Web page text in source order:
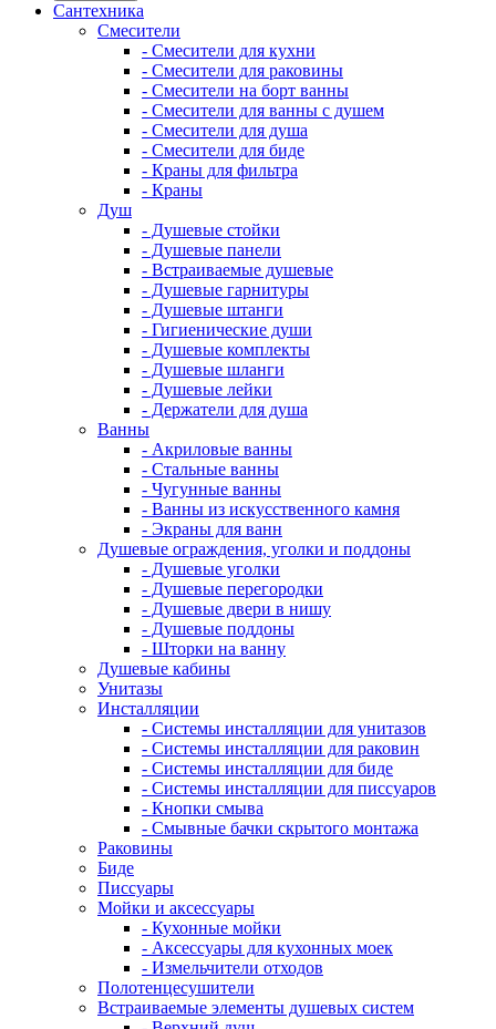
Сантехника
Смесители
- Смесители для кухни
- Смесители для раковины
- Смесители на борт ванны
- Смесители для ванны с душем
- Смесители для душа
- Смесители для биде
- Краны для фильтра
- Краны
Душ
- Душевые стойки
- Душевые панели
- Встраиваемые душевые
- Душевые гарнитуры
- Душевые штанги
- Гигиенические души
- Душевые комплекты
- Душевые шланги
- Душевые лейки
- Держатели для душа
Ванны
- Акриловые ванны
- Стальные ванны
- Чугунные ванны
- Ванны из искусственного камня
- Экраны для ванн
Душевые ограждения, уголки и поддоны
- Душевые уголки
- Душевые перегородки
- Душевые двери в нишу
- Душевые поддоны
- Шторки на ванну
Душевые кабины
Унитазы
Инсталляции
- Системы инсталляции для унитазов
- Системы инсталляции для раковин
- Системы инсталляции для биде
- Системы инсталляции для писсуаров
- Кнопки смыва
- Смывные бачки скрытого монтажа
Раковины
Биде
Писсуары
Мойки и аксессуары
- Кухонные мойки
- Аксессуары для кухонных моек
- Измельчители отходов
Полотенцесушители
Встраиваемые элементы душевых систем